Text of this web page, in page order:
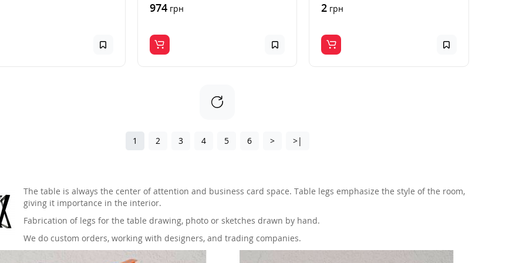
974грн 2 грн
1 2 3 4 5 6 > >|
The table is always the center of attention and business card space. Table legs emphasize the style of the room,
giving it importance in the interior.
Fabrication of legs for the table drawing, photo or sketches drawn by hand.
We do custom orders, working with designers, and trading companies.